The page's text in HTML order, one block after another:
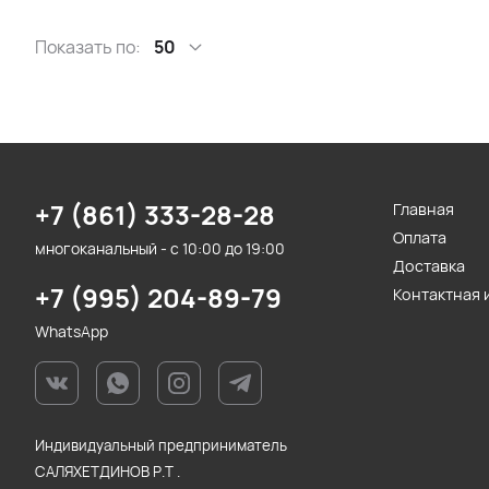
Показать по: 50
+7 (861) 333-28-28
многоканальный - с 10:00 до 19:00
+7 (995) 204-89-79
WhatsApp
Индивидуальный предприниматель
САЛЯХЕТДИНОВ Р.Т .
Главная
Оплата
Доставка